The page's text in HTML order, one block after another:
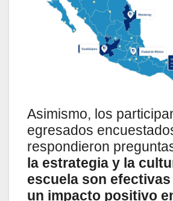
Asimismo, los
egresados
respondieron
la estrategia y la
escuela son
un impacto positivo